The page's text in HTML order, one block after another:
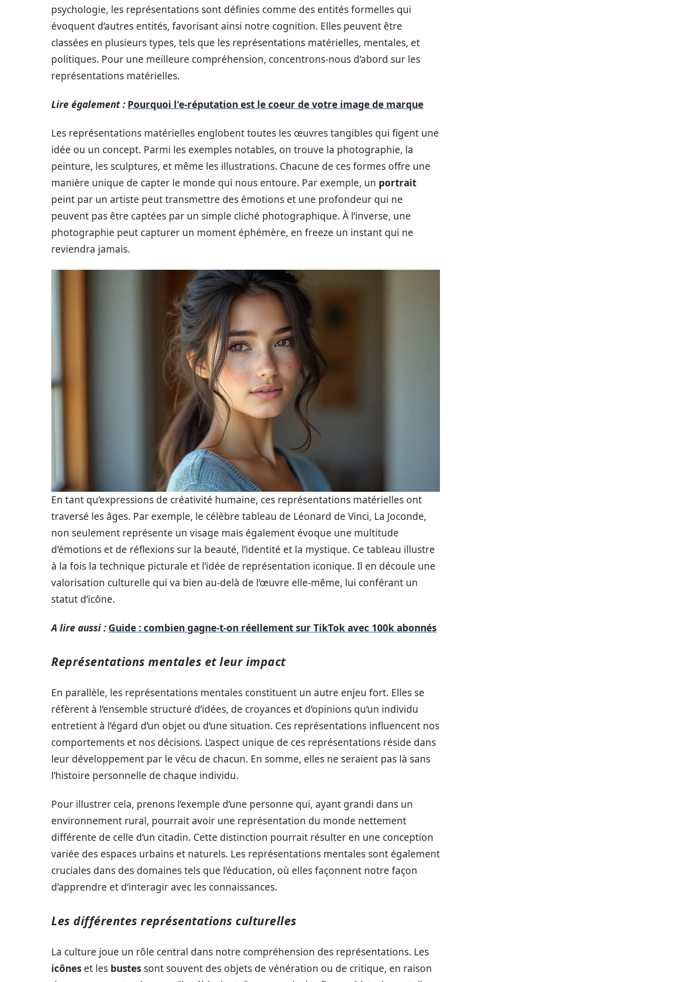
psychologie, les représentations sont définies comme des entités formelles qui
évoquent d’autres entités, favorisant ainsi notre cognition. Elles peuvent être
classées en plusieurs types, tels que les représentations matérielles, mentales, et
politiques. Pour une meilleure compréhension, concentrons-nous d’abord sur les
représentations matérielles.
Lire également : Pourquoi l'e-réputation est le coeur de votre image de marque
Les représentations matérielles englobent toutes les œuvres tangibles qui figent une
idée ou un concept. Parmi les exemples notables, on trouve la photographie, la
peinture, les sculptures, et même les illustrations. Chacune de ces formes offre une
manière unique de capter le monde qui nous entoure. Par exemple, un portrait
peint par un artiste peut transmettre des émotions et une profondeur qui ne
peuvent pas être captées par un simple cliché photographique. À l’inverse, une
photographie peut capturer un moment éphémère, en freeze un instant qui ne
reviendra jamais.
En tant qu’expressions de créativité humaine, ces représentations matérielles ont
traversé les âges. Par exemple, le célèbre tableau de Léonard de Vinci, La Joconde,
non seulement représente un visage mais également évoque une multitude
d’émotions et de réflexions sur la beauté, l’identité et la mystique. Ce tableau illustre
à la fois la technique picturale et l’idée de représentation iconique. Il en découle une
valorisation culturelle qui va bien au-delà de l’œuvre elle-même, lui conférant un
statut d’icône.
A lire aussi : Guide : combien gagne-t-on réellement sur TikTok avec 100k abonnés
Représentations mentales et leur impact
En parallèle, les représentations mentales constituent un autre enjeu fort. Elles se
réfèrent à l’ensemble structuré d’idées, de croyances et d’opinions qu’un individu
entretient à l’égard d’un objet ou d’une situation. Ces représentations influencent nos
comportements et nos décisions. L’aspect unique de ces représentations réside dans
leur développement par le vécu de chacun. En somme, elles ne seraient pas là sans
l’histoire personnelle de chaque individu.
Pour illustrer cela, prenons l’exemple d’une personne qui, ayant grandi dans un
environnement rural, pourrait avoir une représentation du monde nettement
différente de celle d’un citadin. Cette distinction pourrait résulter en une conception
variée des espaces urbains et naturels. Les représentations mentales sont également
cruciales dans des domaines tels que l’éducation, où elles façonnent notre façon
d’apprendre et d’interagir avec les connaissances.
Les différentes représentations culturelles
La culture joue un rôle central dans notre compréhension des représentations. Les
icônes et les bustes sont souvent des objets de vénération ou de critique, en raison